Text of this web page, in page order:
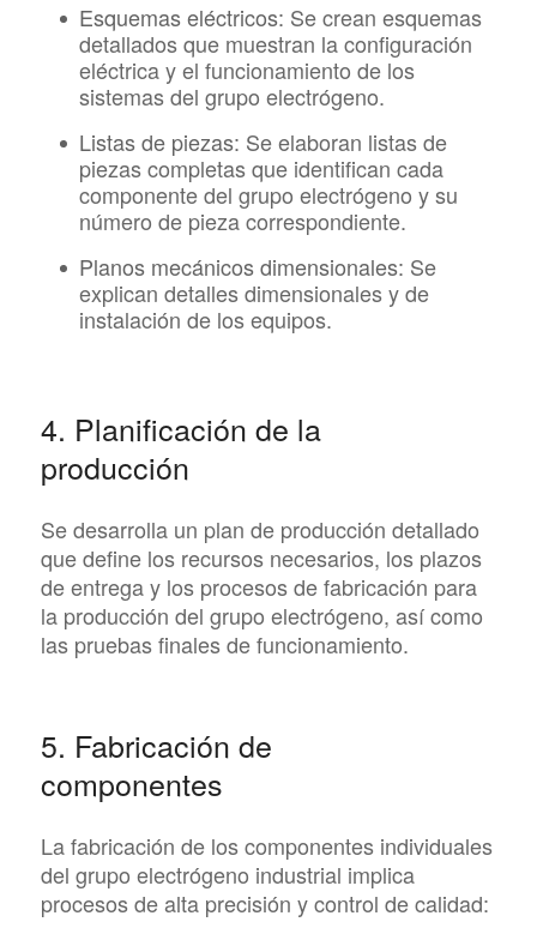
Esquemas eléctricos: Se crean esquemas
detallados que muestran la configuración
eléctrica y el funcionamiento de los
sistemas del grupo electrógeno.
Listas de piezas: Se elaboran listas de
piezas completas que identifican cada
componente del grupo electrógeno y su
número de pieza correspondiente.
Planos mecánicos dimensionales: Se
explican detalles dimensionales y de
instalación de los equipos.
4. Planificación de la
producción
Se desarrolla un plan de producción detallado
que define los recursos necesarios, los plazos
de entrega y los procesos de fabricación para
la producción del grupo electrógeno, así como
las pruebas finales de funcionamiento.
5. Fabricación de
componentes
La fabricación de los componentes individuales
del grupo electrógeno industrial implica
procesos de alta precisión y control de calidad: